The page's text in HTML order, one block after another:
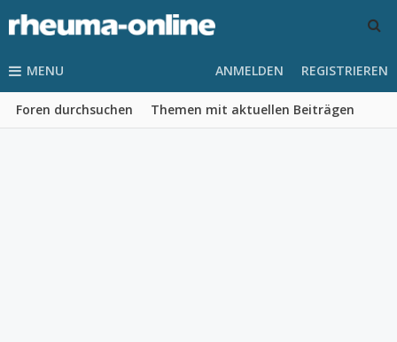
MENU
Foren durchsuchen Themen mit aktuellen Beiträgen
ANMELDEN REGISTRIEREN